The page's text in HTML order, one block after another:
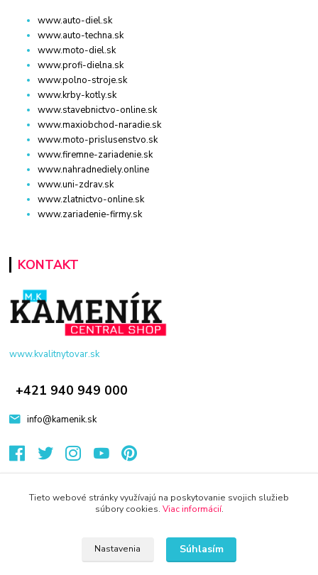
www.auto-diel.sk
www.auto-techna.sk
www.moto-diel.sk
www.profi-dielna.sk
www.polno-stroje.sk
www.krby-kotly.sk
www.stavebnictvo-online.sk
www.maxiobchod-naradie.sk
www.moto-prislusenstvo.sk
www.firemne-zariadenie.sk
www.nahradnediely.online
www.uni-zdrav.sk
www.zlatnictvo-online.sk
www.zariadenie-firmy.sk
KONTAKT
www.kvalitnytovar.sk
+421 940 949 000
info@kamenik.sk
Tieto webové stránky využívajú na poskytovanie svojich služieb
súbory cookies. Viac informácií.
Nastavenia Súhlasím